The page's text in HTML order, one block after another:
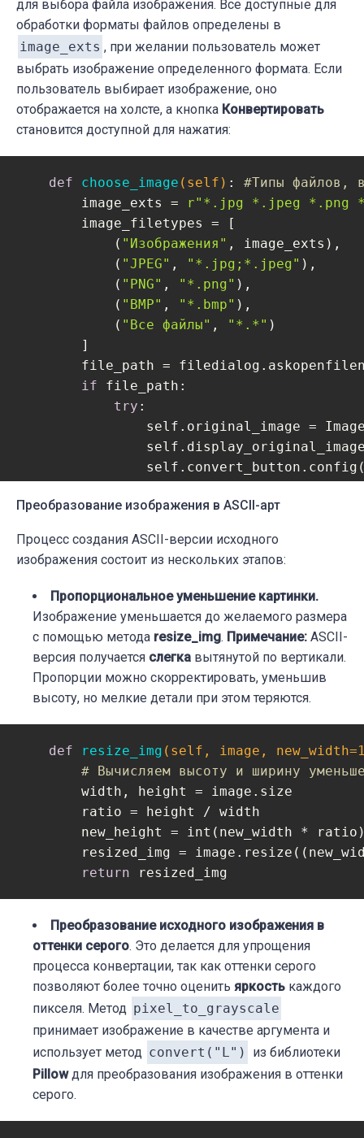
self.convert_button =
        self.convert_button.pack(
self.save_button =
        self.save_button.pack(
side="left"
для выбора файла изображения. Все доступные для
обработки форматы файлов определены в
image_exts , при желании пользователь может
выбрать изображение определенного формата. Если
пользователь выбирает изображение, оно
отображается на холсте, а кнопка Конвертировать
становится доступной для нажатия:
def choose_image (self) :
#Типы файлов,
        image_exts =
r"*.jpg *.jpeg *.png
        image_filetypes = [
            (
"Изображения" , image_exts),
            (
"JPEG" , "*.jpg;*.jpeg" ),
            (
"PNG" , "*.png" ),
            (
"BMP" , "*.bmp" ),
            (
"Все файлы" , "*.*" )
        ]
file_path =
if file_path:
try :
self.original_image =
                print(
f"Ошибка при
Преобразование изображения в ASCII-арт
Процесс создания ASCII-версии исходного
изображения состоит из нескольких этапов:
Пропорциональное уменьшение картинки.
Изображение уменьшается до желаемого размера
с помощью метода resize_img. Примечание: ASCII-
версия получается слегка вытянутой по вертикали.
Пропорции можно скорректировать, уменьшив
высоту, но мелкие детали при этом теряются.
def resize_img (self, image, new_width=
# Вычисляем высоту и ширину
        width, height = image.size
        ratio = height / width
new_height = int(new_width *
resized_img =
return resized_img
Преобразование исходного изображения в
оттенки серого. Это делается для упрощения
процесса конвертации, так как оттенки серого
позволяют более точно оценить яркость каждого
пикселя. Метод pixel_to_grayscale
принимает изображение в качестве аргумента и
использует метод convert("L")
из библиотеки
Pillow для преобразования изображения в оттенки
серого.